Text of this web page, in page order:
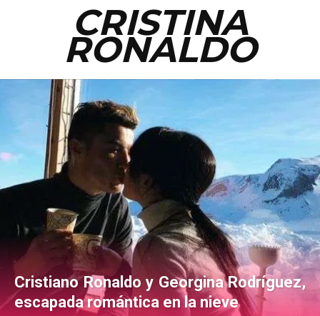
CRISTINA
RONALDO
Cristiano Ronaldo y Georgina Rodríguez,
escapada romántica en la nieve